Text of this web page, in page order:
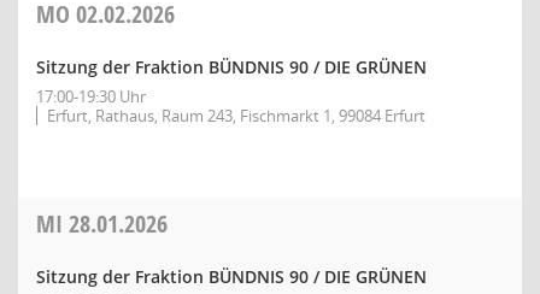
MO 02.02.2026
Sitzung der Fraktion BÜNDNIS 90 / DIE GRÜNEN
17:00-19:30 Uhr
Erfurt, Rathaus, Raum 243, Fischmarkt 1, 99084 Erfurt
MI 28.01.2026
Sitzung der Fraktion BÜNDNIS 90 / DIE GRÜNEN